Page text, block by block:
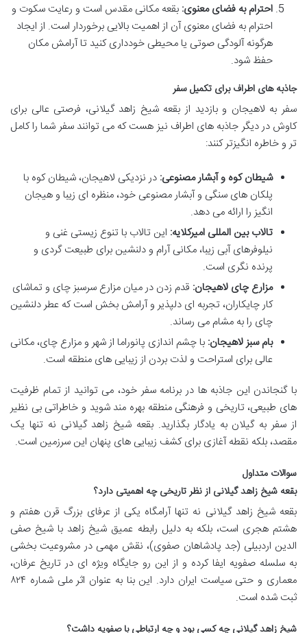
احترام به فضای معنوی: بقعه مکانی مقدس است و رعایت سکوت و
احترام به فضای معنوی آن از اهمیت بالایی برخوردار است. از ایجاد
هرگونه آلودگی صوتی یا محیطی خودداری کنید تا آرامش مکان
حفظ شود.
جاذبه های اطراف برای تکمیل سفر
سفر به لاهیجان و بازدید از بقعه شیخ زاهد گیلانی، فرصتی عالی برای
کاوش در دیگر جاذبه های اطراف نیز هست که می توانند سفر شما را کامل
تر و خاطره انگیزتر کنند:
شیطان کوه و آبشار مصنوعی: در نزدیکی لاهیجان، شیطان کوه با
پلکان های سنگی و آبشار مصنوعی خود، منظره ای زیبا و هیجان
انگیز را ارائه می دهد.
تالاب بین المللی امیرکلایه: این تالاب با تنوع زیستی غنی و
نیلوفرهای آبی زیبا، مکانی آرام و دلنشین برای طبیعت گردی و
پرنده نگری است.
مزارع چای لاهیجان: قدم زدن در میان مزارع سرسبز چای و تماشای
کار چایکاران، تجربه ای دلپذیر و آرامش بخش است که عطر دلنشین
چای را به مشام می رساند.
بام سبز لاهیجان: با چشم اندازی پانوراما از شهر و مزارع چای، مکانی
عالی برای استراحت و لذت بردن از زیبایی های منطقه است.
با گنجاندن این جاذبه ها در برنامه سفر خود، می توانید از تمام ظرفیت
های طبیعی، تاریخی و فرهنگی منطقه بهره مند شوید و خاطراتی بی نظیر
از سفر به گیلان به یادگار بگذارید. بقعه شیخ زاهد گیلانی نه تنها یک
مقصد، بلکه نقطه آغازی برای کشف زیبایی های پنهان این سرزمین است.
سوالات متداول
بقعه شیخ زاهد گیلانی از نظر تاریخی چه اهمیتی دارد؟
بقعه شیخ زاهد گیلانی نه تنها آرامگاه یکی از عرفای بزرگ قرن هفتم و
هشتم هجری است، بلکه به دلیل رابطه عمیق شیخ زاهد با شیخ صفی
الدین اردبیلی (جد پادشاهان صفوی)، نقش مهمی در مشروعیت بخشی
به سلسله صفویه ایفا کرده و از این رو جایگاه ویژه ای در تاریخ عرفان،
معماری و حتی سیاست ایران دارد. این بنا به عنوان اثر ملی شماره ۸۲۴
ثبت شده است.